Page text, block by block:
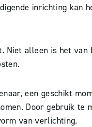
inrichting
alleen is het
een geschikt
Door gebruik
van verlichting.